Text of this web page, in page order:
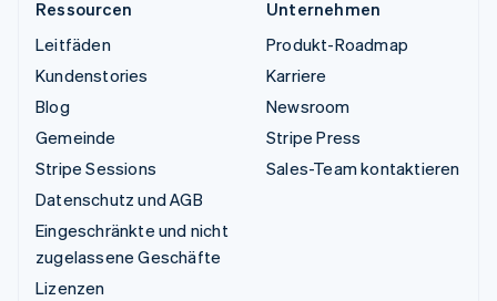
Ressourcen
Leitfäden
Kundenstories
Blog
Gemeinde
Stripe Sessions
Datenschutz und AGB
Eingeschränkte und nicht
zugelassene Geschäfte
Lizenzen
Unternehmen
Produkt-Roadmap
Karriere
Newsroom
Stripe Press
Sales-Team kontaktieren